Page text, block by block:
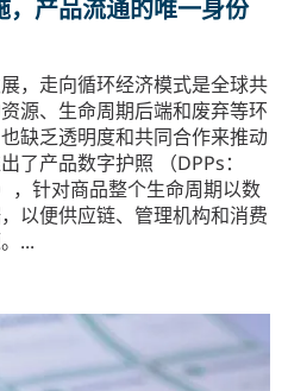
，产品流通的唯一身份
，走向循环经济模式是全球共
源、生命周期后端和废弃等环
缺乏透明度和共同合作来推动
了产品数字护照 （DPPs：
针对商品整个生命周期以数
以便供应链、管理机构和消费
...